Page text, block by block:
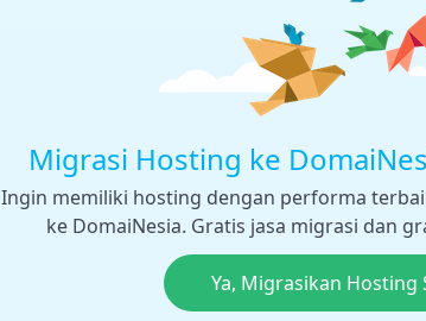
Migrasi Hosting ke
Ingin memiliki hosting dengan performa
ke DomaiNesia. Gratis jasa migrasi dan
Ya, Migrasikan Hosting